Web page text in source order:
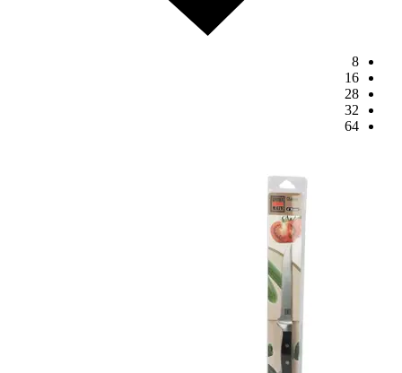
8
16
28
32
64